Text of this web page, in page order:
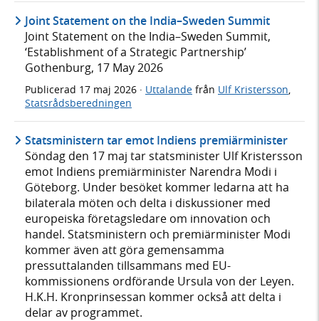
Joint Statement on the India–Sweden Summit
Joint Statement on the India–Sweden Summit,
‘Establishment of a Strategic Partnership’
Gothenburg, 17 May 2026
Publicerad 17 maj 2026 · Uttalande från Ulf Kristersson,
Statsrådsberedningen
Statsministern tar emot Indiens premiärminister
Söndag den 17 maj tar statsminister Ulf Kristersson
emot Indiens premiärminister Narendra Modi i
Göteborg. Under besöket kommer ledarna att ha
bilaterala möten och delta i diskussioner med
europeiska företagsledare om innovation och
handel. Statsministern och premiärminister Modi
kommer även att göra gemensamma
pressuttalanden tillsammans med EU-
kommissionens ordförande Ursula von der Leyen.
H.K.H. Kronprinsessan kommer också att delta i
delar av programmet.